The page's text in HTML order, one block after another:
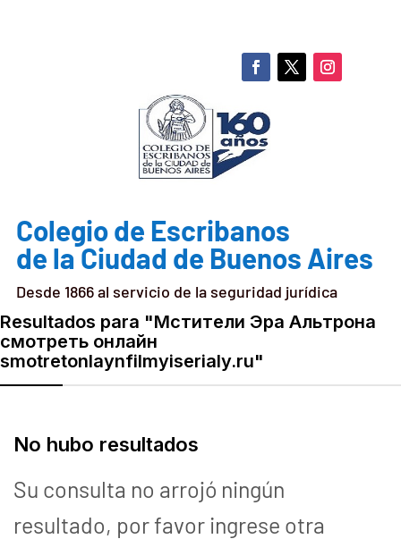
Colegio de Escribanos
de la Ciudad de Buenos Aires
Desde 1866 al servicio de la seguridad jurídica
Resultados para "Мстители Эра Альтрона
смотреть онлайн
smotretonlaynfilmyiserialy.ru"
No hubo resultados
Su consulta no arrojó ningún
resultado, por favor ingrese otra